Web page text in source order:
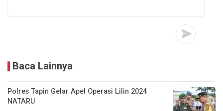
Baca Lainnya
Polres Tapin Gelar Apel Operasi Lilin 2024
NATARU